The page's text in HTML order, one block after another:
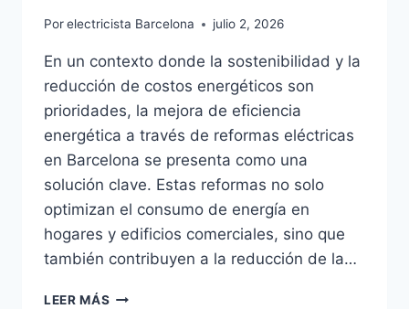
Porelectricista Barcelona julio 2, 2026
En un contexto donde la sostenibilidad y la
reducción de costos energéticos son
prioridades, la mejora de eficiencia
energética a través de reformas eléctricas
en Barcelona se presenta como una
solución clave. Estas reformas no solo
optimizan el consumo de energía en
hogares y edificios comerciales, sino que
también contribuyen a la reducción de la…
LEER MÁS EFICIENCIA